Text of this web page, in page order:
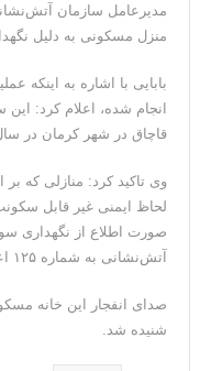
مدیرعامل سازمان
منزل مسکونی به دلیل
انجام شده، اعلام کرد:
قاچاق در شهر کرمان در سال ۱۴۰۲
وی تاکید کرد: منازلی که
لحاظ ایمنی غیر قابل
صورت اطلاع از نگهداری
آتش‌نشانی به شماره ۱۲۵ اعلام کنند.
صدای انفجار این خانه
شنیده شد.